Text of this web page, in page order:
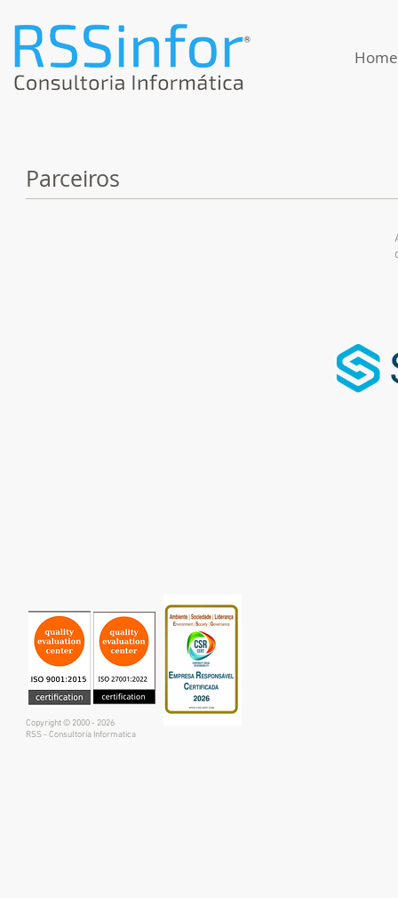
Home
Parceiros
Copyright © 2000 - 2026
RSS - Consultoria Informatica